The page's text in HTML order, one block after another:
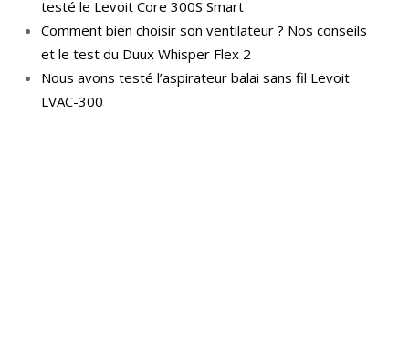
testé le Levoit Core 300S Smart
Comment bien choisir son ventilateur ? Nos conseils
et le test du Duux Whisper Flex 2
Nous avons testé l’aspirateur balai sans fil Levoit
LVAC-300